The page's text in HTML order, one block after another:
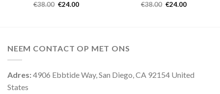
€38.00 €24.00
€38.00 €24.00
NEEM CONTACT OP MET ONS
Adres:4906 Ebbtide Way, San Diego, CA 92154 United
States